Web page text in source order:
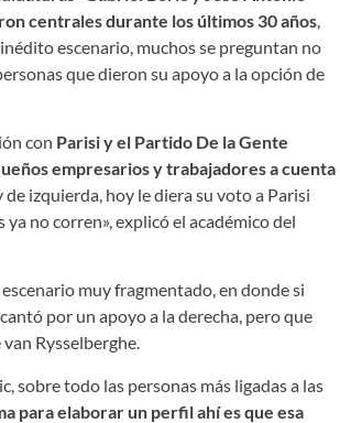
centrales durante los últimos 30 años
escenario, muchos se preguntan no
que dieron su apoyo a la opción de
con Parisi y el Partido De la Gente
empresarios y trabajadores a cuenta
izquierda, hoy le diera su voto a Parisi
no corren», explicó el académico del
muy fragmentado, en donde si
por un apoyo a la derecha, pero que
Rysselberghe.
sobre todo las personas más ligadas a las
para elaborar un perfil ahí es que esa